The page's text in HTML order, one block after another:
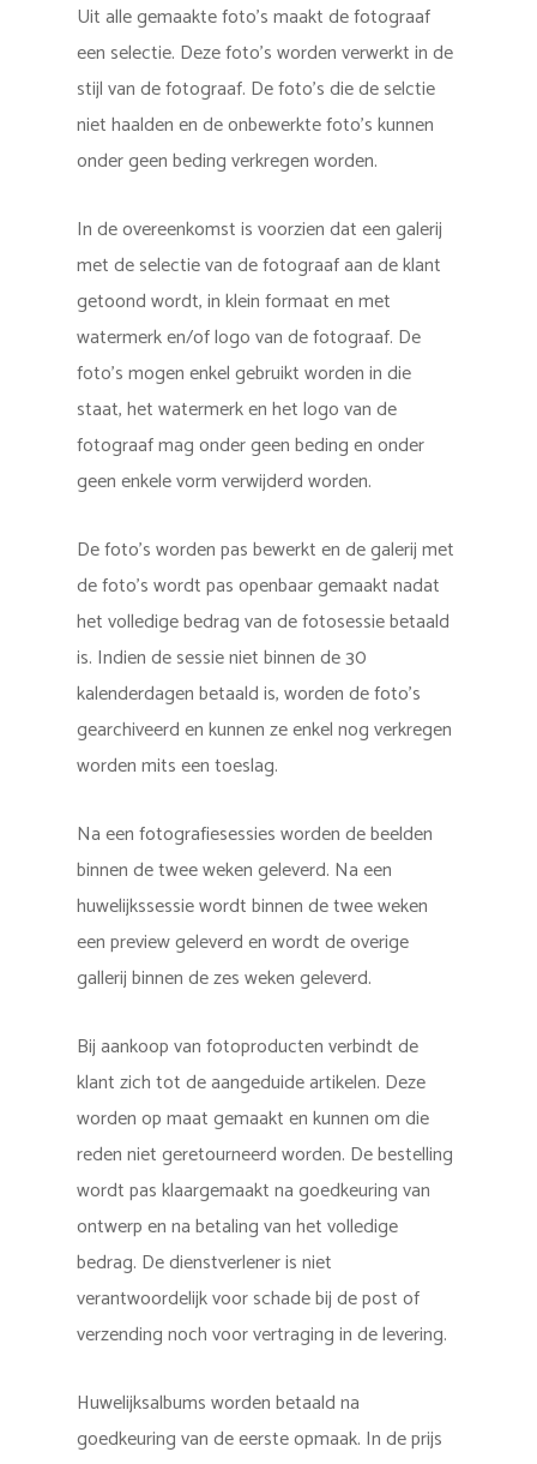
Uit alle gemaakte foto’s maakt de fotograaf
een selectie. Deze foto’s worden verwerkt in de
stijl van de fotograaf. De foto’s die de selctie
niet haalden en de onbewerkte foto’s kunnen
onder geen beding verkregen worden.
In de overeenkomst is voorzien dat een galerij
met de selectie van de fotograaf aan de klant
getoond wordt, in klein formaat en met
watermerk en/of logo van de fotograaf. De
foto’s mogen enkel gebruikt worden in die
staat, het watermerk en het logo van de
fotograaf mag onder geen beding en onder
geen enkele vorm verwijderd worden.
De foto’s worden pas bewerkt en de galerij met
de foto’s wordt pas openbaar gemaakt nadat
het volledige bedrag van de fotosessie betaald
is. Indien de sessie niet binnen de 30
kalenderdagen betaald is, worden de foto’s
gearchiveerd en kunnen ze enkel nog verkregen
worden mits een toeslag.
Na een fotografiesessies worden de beelden
binnen de twee weken geleverd. Na een
huwelijkssessie wordt binnen de twee weken
een preview geleverd en wordt de overige
gallerij binnen de zes weken geleverd.
Bij aankoop van fotoproducten verbindt de
klant zich tot de aangeduide artikelen. Deze
worden op maat gemaakt en kunnen om die
reden niet geretourneerd worden. De bestelling
wordt pas klaargemaakt na goedkeuring van
ontwerp en na betaling van het volledige
bedrag. De dienstverlener is niet
verantwoordelijk voor schade bij de post of
verzending noch voor vertraging in de levering.
Huwelijksalbums worden betaald na
goedkeuring van de eerste opmaak. In de prijs